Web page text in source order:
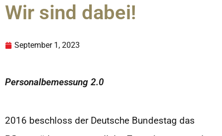
Wir sind dabei!
September 1, 2023
Personalbemessung 2.0
2016 beschloss der Deutsche Bundestag das